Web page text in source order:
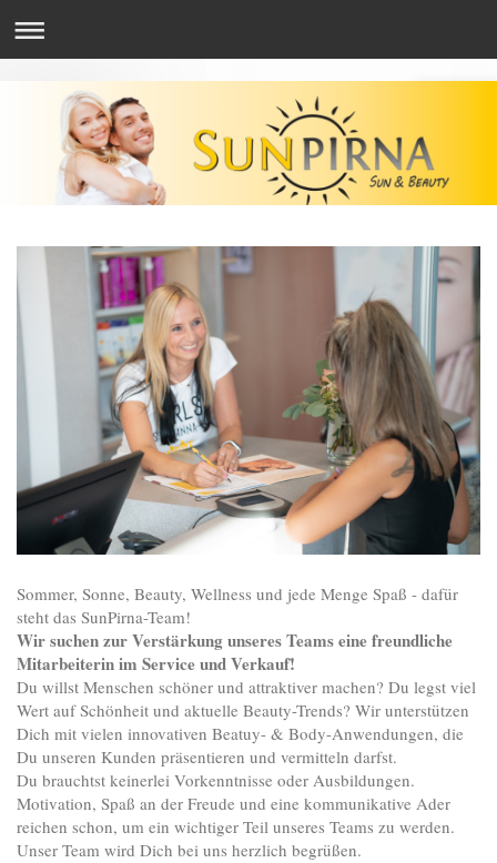
Sommer, Sonne, Beauty, Wellness und jede Menge Spaß - dafür
steht das SunPirna-Team!
Wir suchen zur Verstärkung unseres Teams eine freundliche
Mitarbeiterin im Service und Verkauf!
Du willst Menschen schöner und attraktiver machen? Du legst viel
Wert auf Schönheit und aktuelle Beauty-Trends? Wir unterstützen
Dich mit vielen innovativen Beatuy- & Body-Anwendungen, die
Du unseren Kunden präsentieren und vermitteln darfst.
Du brauchtst keinerlei Vorkenntnisse oder Ausbildungen.
Motivation, Spaß an der Freude und eine kommunikative Ader
reichen schon, um ein wichtiger Teil unseres Teams zu werden.
Unser Team wird Dich bei uns herzlich begrüßen.